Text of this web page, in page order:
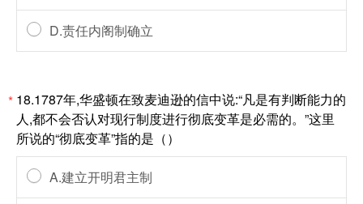
D.责任内阁制确立
* 18.1787年,华盛顿在致麦迪逊的信中说:“凡是有判断能力的
人,都不会否认对现行制度进行彻底变革是必需的。”这里
所说的“彻底变革”指的是（）
A.建立开明君主制